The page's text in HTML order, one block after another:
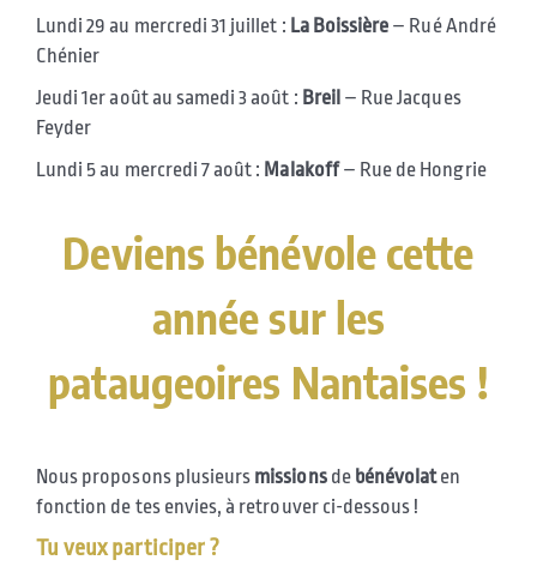
Lundi 29 au mercredi 31 juillet : La Boissière – Rué André
Chénier
Jeudi 1er août au samedi 3 août : Breil– Rue Jacques
Feyder
Lundi 5 au mercredi 7 août : Malakoff– Rue de Hongrie
Deviens bénévole cette
année sur les
pataugeoires Nantaises !
Nous proposons plusieurs missionsde bénévolaten
fonction de tes envies, à retrouver ci-dessous !
Tu veux participer ?